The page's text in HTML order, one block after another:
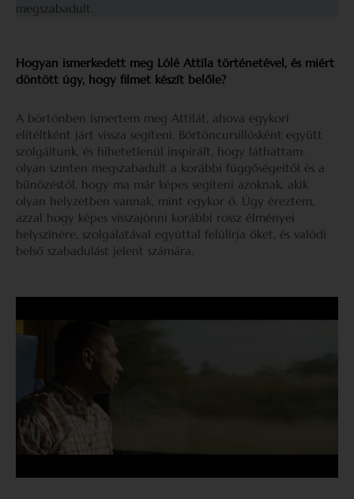
megszabadult.
Hogyan ismerkedett meg Lólé Attila történetével, és miért
döntött úgy, hogy filmet készít belőle?
A börtönben ismertem meg Attilát, ahova egykori
elítéltként járt vissza segíteni. Börtöncursillósként együtt
szolgáltunk, és hihetetlenül inspirált, hogy láthattam:
olyan szinten megszabadult a korábbi függőségeitől és a
bűnözéstől, hogy ma már képes segíteni azoknak, akik
olyan helyzetben vannak, mint egykor ő. Úgy éreztem,
azzal hogy képes visszajönni korábbi rossz élményei
helyszínére, szolgálatával egyúttal felülírja őket, és valódi
belső szabadulást jelent számára.